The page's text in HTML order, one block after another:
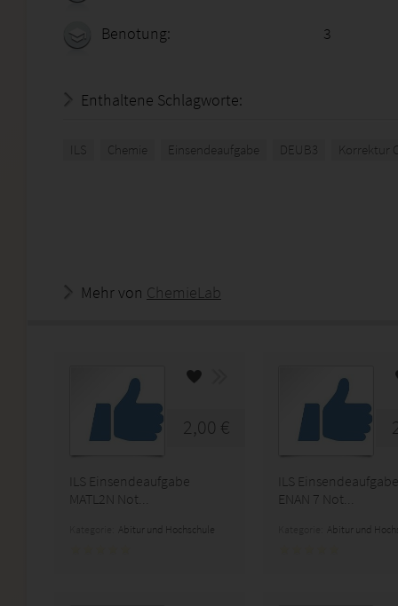
Benotung: 3
Enthaltene Schlagworte:
ILS Chemie Einsendeaufgabe DEUB3 Korrektur
Mehr von ChemieLab
2,00 €
ILS Einsendeaufgabe
MATL2N Not...
Abitur und Hochschule
ILS Einsendeaufgabe
ENAN 7 Not...
Abitur und